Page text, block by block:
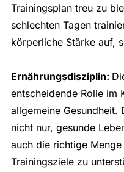
Trainingsplan treu zu
schlechten Tagen
körperliche Stärke auf,
Ernährungsdisziplin:
entscheidende Rolle im
allgemeine Gesundheit.
nicht nur, gesunde
auch die richtige
Trainingsziele zu